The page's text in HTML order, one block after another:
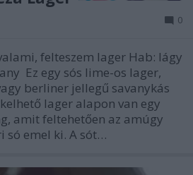
0
felteszem lager Hab: lágy
Ez egy sós lime-os lager,
berliner jellegű savanykás
lager alapon van egy
amit feltehetően az amúgy
só emel ki. A sót…